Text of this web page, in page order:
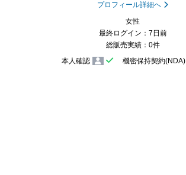
プロフィール詳細へ
女性
最終ログイン：7日前
総販売実績：0件
本人確認
機密保持契約(NDA)